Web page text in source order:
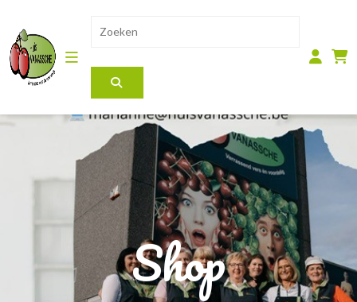
Shop